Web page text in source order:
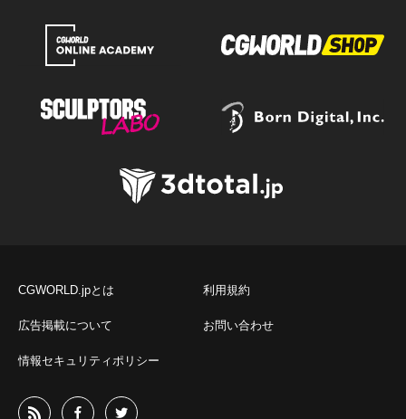
CGWORLD.jpとは 利用規約
広告掲載について お問い合わせ
情報セキュリティポリシー